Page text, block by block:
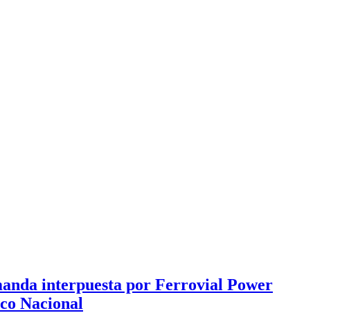
interpuesta por Ferrovial Power
Nacional